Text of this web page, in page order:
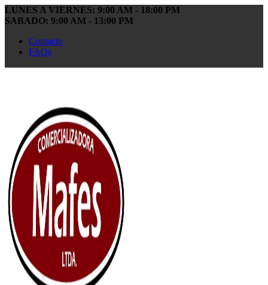
LUNES A VIERNES: 9:00 AM - 18:00 PM
SABADO: 9:00 AM - 13:00 PM
Contacto
FAQs